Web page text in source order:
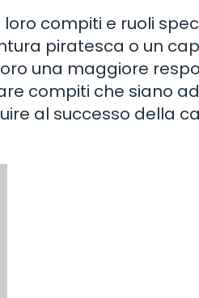
compiti e ruoli
piratesca o un
una maggiore
compiti che siano
al successo della